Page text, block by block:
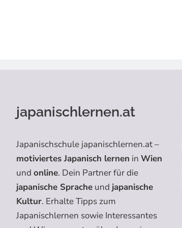
japanischlernen.at
Japanischschule japanischlernen.at –
motiviertes Japanisch lernen in Wien
und online. Dein Partner für die
japanische Spracheund japanische
Kultur. Erhalte Tipps zum
Japanischlernen sowie Interessantes